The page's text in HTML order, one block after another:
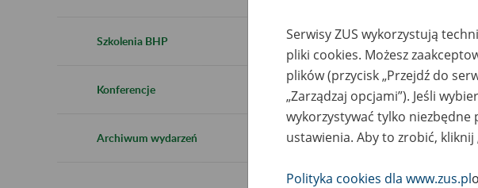
Szkolenia BHP
Konferencje
Archiwum wydarzeń
Rodzaj wydarzenia
Essential area
Event description
Serwisy ZUS wykorzystują
pliki cookies. Możesz
plików (przycisk „Przejdź do
„Zarządzaj opcjami”). Jeśli
wykorzystywać tylko niezbędne
ustawienia. Aby to zrobić,
Polityka cookies dla www.zus.pl